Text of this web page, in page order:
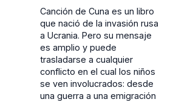
Canción de Cuna es un libro
que nació de la invasión rusa
a Ucrania. Pero su mensaje
es amplio y puede
trasladarse a cualquier
conflicto en el cual los niños
se ven involucrados: desde
una guerra a una emigración